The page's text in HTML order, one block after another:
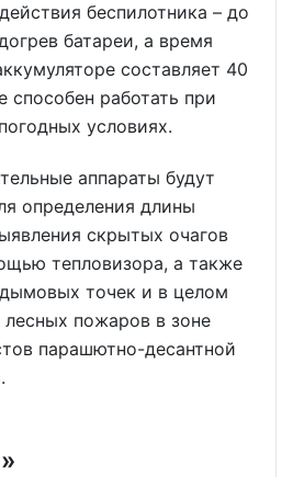
беспилотника – до
батареи, а время
составляет 40
способен работать при
условиях.
аппараты будут
определения длины
скрытых очагов
тепловизора, а также
точек и в целом
лесных пожаров в зоне
парашютно-десантной